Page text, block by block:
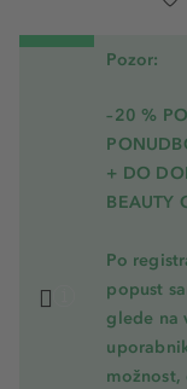
Pozor:
–20 %
+ DO
BEAUTY
Po
popust
glede na
možnost,